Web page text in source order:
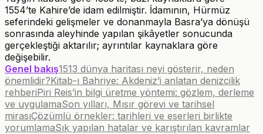
1554’te Kahire’de idam edilmiştir. İdamının, Hürmüz
seferindeki gelişmeler ve donanmayla Basra’ya dönüşü
sonrasında aleyhinde yapılan şikâyetler sonucunda
gerçekleştiği aktarılır; ayrıntılar kaynaklara göre
değişebilir.
Genel bakış1513 dünya haritası neyi gösterir, neden
önemlidir?Kitab-ı Bahriye: Akdeniz’i anlatan denizcilik
rehberiPiri Reis’in bilgi üretme yöntemi: gözlem, derleme
ve uygulamaSon yılları, Mısır görevi ve tarihsel
mirasıÇözümlü örnekler: tarihleri ve eserleri birlikte
yorumlamaSık yapılan hatalar ve karıştırılan kavramlar